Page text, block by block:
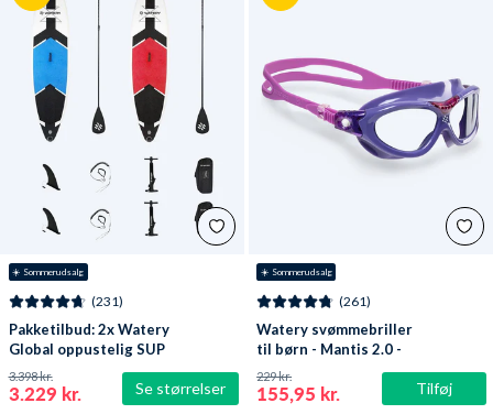
☀️ Sommerudsalg
Se størrelser
(231)
Pakketilbud: 2x Watery
Global oppustelig SUP
PaddleBoard 10'6
3.229 kr.
3.398 kr.
☀️ Sommerudsalg
Tilføj
(261)
Watery svømmebriller
til børn - Mantis 2.0 -
Lilla/klar
155,95 kr.
229 kr.